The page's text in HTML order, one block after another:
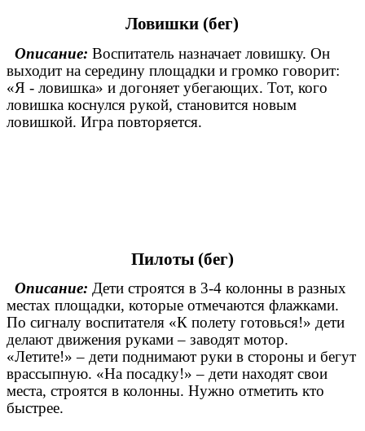
Ловишки (бег)
Описание: Воспитатель назначает ловишку. Он
выходит на середину площадки и громко говорит:
«Я - ловишка» и догоняет убегающих. Тот, кого
ловишка коснулся рукой, становится новым
ловишкой. Игра повторяется.
Пилоты (бег)
Описание: Дети строятся в 3-4 колонны в разных
местах площадки, которые отмечаются флажками.
По сигналу воспитателя «К полету готовься!» дети
делают движения руками – заводят мотор.
«Летите!» – дети поднимают руки в стороны и бегут
врассыпную. «На посадку!» – дети находят свои
места, строятся в колонны. Нужно отметить кто
быстрее.